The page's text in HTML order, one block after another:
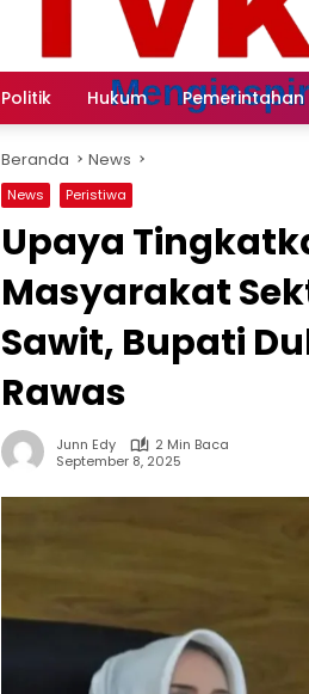
Politik
Hukum Pemerintahan
Beranda News
News Peristiwa
Upaya
Masyarakat
Sawit, Bupati
Rawas
Junn Edy
2 Min Baca
September 8, 2025